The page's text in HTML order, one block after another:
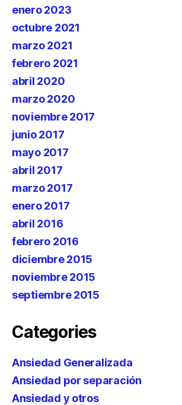
enero 2023
octubre 2021
marzo 2021
febrero 2021
abril 2020
marzo 2020
noviembre 2017
junio 2017
mayo 2017
abril 2017
marzo 2017
enero 2017
abril 2016
febrero 2016
diciembre 2015
noviembre 2015
septiembre 2015
Categories
Ansiedad Generalizada
Ansiedad por separación
Ansiedad y otros